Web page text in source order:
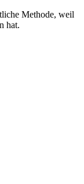
Methode, weil
hat.